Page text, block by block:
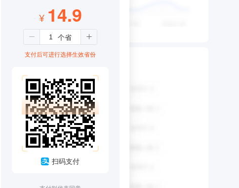
元
¥ 14.9
支付后可进行选择生效省份
扫码支付